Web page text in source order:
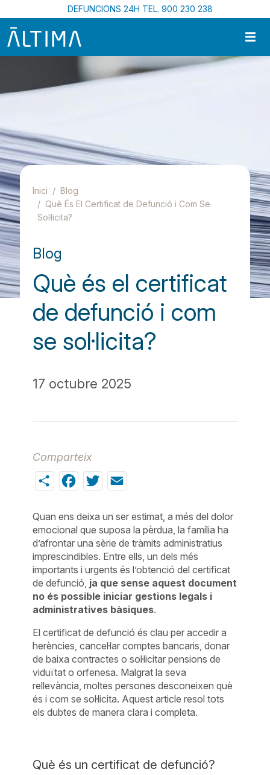
Vés al contingut
DEFUNCIONS 24H TEL. 900 230 238
Inici
Blog
Què És El Certificat de Defunció i Com Se
Sol·licita?
Blog
Què és el certificat
de defunció i com
se sol·licita?
17 octubre 2025
Comparteix
ShareFacebook
Twitter
Quan ens deixa un ser estimat, a més del dolor
emocional que suposa la pèrdua, la família ha
d’afrontar una sèrie de tràmits administratius
imprescindibles. Entre ells, un dels més
importants i urgents és l’obtenció del certificat
de defunció, ja que sense aquest document
no és possible iniciar gestions legals i
administratives bàsiques.
El certificat de defunció és clau per accedir a
herències, cancel·lar comptes bancaris, donar
de baixa contractes o sol·licitar pensions de
viduïtat o orfenesa. Malgrat la seva
rellevància, moltes persones desconeixen què
és i com se sol·licita. Aquest article resol tots
els dubtes de manera clara i completa.
Què és un certificat de defunció?